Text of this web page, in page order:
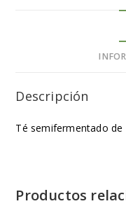
Descripción
Té semifermentado de
Productos